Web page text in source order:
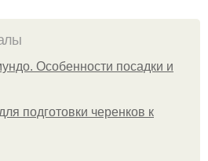
Особенности посадки и
подготовки черенков к